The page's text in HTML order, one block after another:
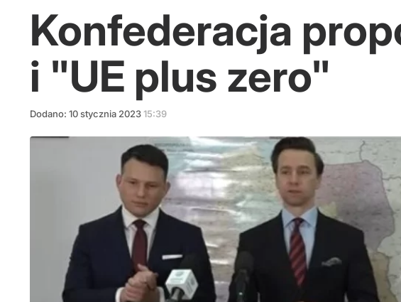
Konfederacja
i "UE plus zero"
Dodano: 10stycznia 202315:39